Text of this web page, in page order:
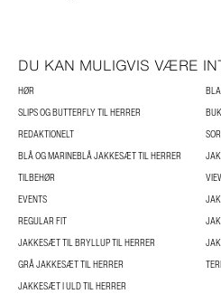
DU KAN MULIGVIS VÆRE
HØR
SLIPS OG BUTTERFLY TIL HERRER
REDAKTIONELT
BLÅ OG MARINEBLÅ JAKKESÆT TIL HERRER
TILBEHØR
EVENTS
REGULAR FIT
JAKKESÆT TIL BRYLLUP TIL HERRER
GRÅ JAKKESÆT TIL HERRER
JAKKESÆT I ULD TIL HERRER